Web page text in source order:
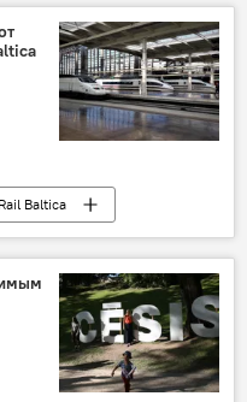
Rail Baltica